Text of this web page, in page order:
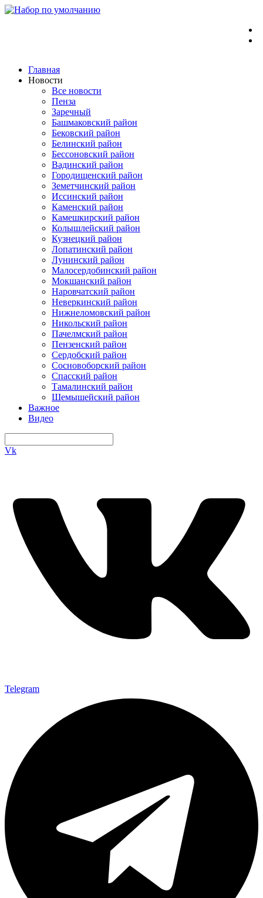
Перейти
Главная
Новости
Все новости
Пенза
Заречный
Башмаковский район
Бековский район
Белинский район
Бессоновский район
Вадинский район
Городищенский район
Земетчинский район
Иссинский район
Каменский район
Камешкирский район
Колышлейский район
Кузнецкий район
Лопатинский район
Лунинский район
Малосердобинский район
Мокшанский район
Наровчатский район
Неверкинский район
Нижнеломовский район
Никольский район
Пачелмский район
Пензенский район
Сердобский район
Сосновоборский район
Спасский район
Тамалинский район
Шемышейский район
Важное
Видео
Vk
Telegram